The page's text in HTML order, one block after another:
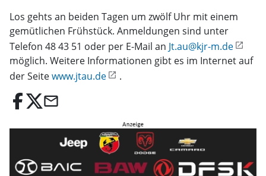
Los gehts an beiden Tagen um zwölf Uhr mit einem
gemütlichen Frühstück. Anmeldungen sind unter
Telefon 48 43 51 oder per E-Mail an Jt.au@kjr-m.de
möglich. Weitere Informationen gibt es im Internet auf
der Seitewww.jtau.de .
email